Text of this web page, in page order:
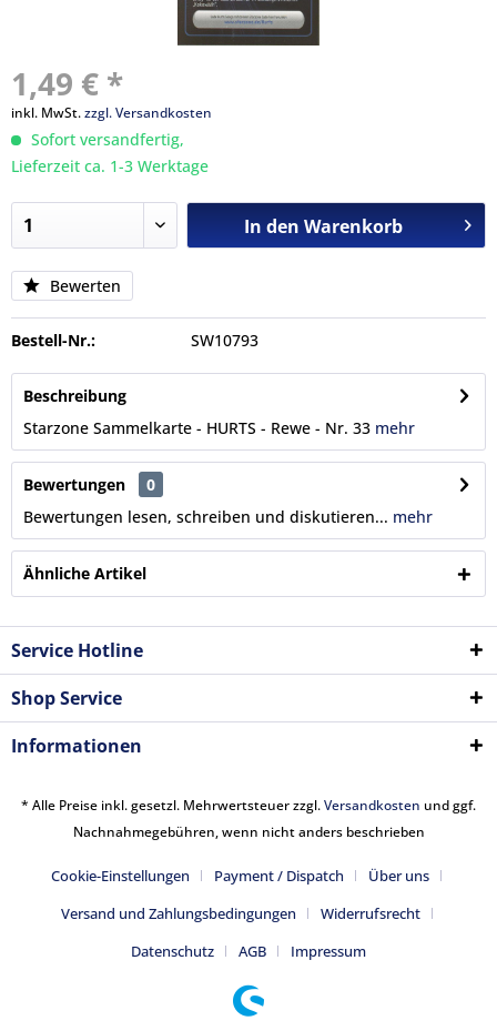
1,49 € *
inkl. MwSt.zzgl. Versandkosten
Sofort versandfertig,
Lieferzeit ca. 1-3 Werktage
In den Warenkorb
Bewerten
Bestell-Nr.: SW10793
Beschreibung
Starzone Sammelkarte - HURTS - Rewe - Nr. 33 mehr
Bewertungen
0
Bewertungen lesen, schreiben und diskutieren... mehr
Ähnliche Artikel
Service Hotline
Shop Service
Informationen
* Alle Preise inkl. gesetzl. Mehrwertsteuer zzgl.Versandkosten und ggf.
Nachnahmegebühren, wenn nicht anders beschrieben
Cookie-Einstellungen Payment / Dispatch
Über uns
Versand und Zahlungsbedingungen
Widerrufsrecht
Datenschutz
AGB Impressum